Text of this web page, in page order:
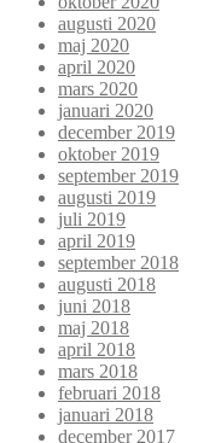
augusti 2020
maj 2020
april 2020
mars 2020
januari 2020
december 2019
oktober 2019
september 2019
augusti 2019
juli 2019
april 2019
september 2018
augusti 2018
juni 2018
maj 2018
april 2018
mars 2018
februari 2018
januari 2018
december 2017